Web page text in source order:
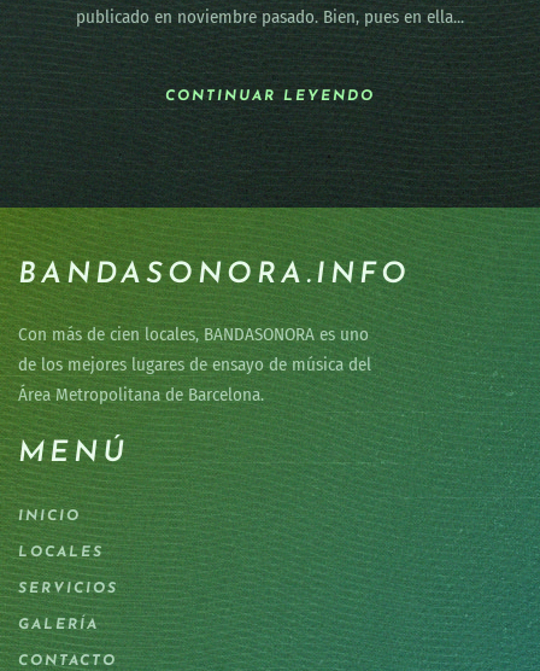
publicado en noviembre pasado. Bien, pues en ella...
CONTINUAR LEYENDO
BANDASONORA.INFO
Con más de cien locales, BANDASONORA es uno
de los mejores lugares de ensayo de música del
Área Metropolitana de Barcelona.
MENÚ
INICIO
LOCALES
SERVICIOS
GALERÍA
CONTACTO